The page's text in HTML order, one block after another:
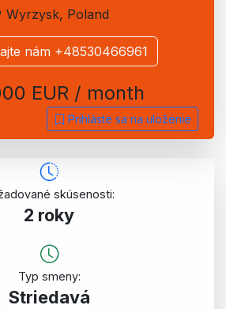
Wyrzysk, Poland
nám +48530466961
EUR / month
Prihláste sa na uloženie
skúsenosti:
2 roky
Typ smeny:
Striedavá